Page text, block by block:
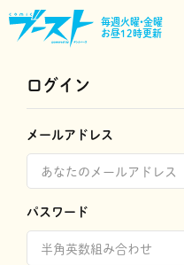
毎週火曜•金曜
お昼12時更新
ログイン
メールアドレス
パスワード